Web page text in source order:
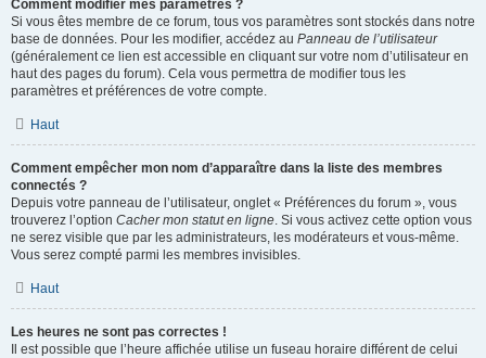
Comment modifier mes paramètres ?
Si vous êtes membre de ce forum, tous vos paramètres sont stockés dans notre
base de données. Pour les modifier, accédez au Panneau de l’utilisateur
(généralement ce lien est accessible en cliquant sur votre nom d’utilisateur en
haut des pages du forum). Cela vous permettra de modifier tous les
paramètres et préférences de votre compte.
Haut
Comment empêcher mon nom d’apparaître dans la liste des membres
connectés ?
Depuis votre panneau de l’utilisateur, onglet « Préférences du forum », vous
trouverez l’option Cacher mon statut en ligne. Si vous activez cette option vous
ne serez visible que par les administrateurs, les modérateurs et vous-même.
Vous serez compté parmi les membres invisibles.
Haut
Les heures ne sont pas correctes !
Il est possible que l’heure affichée utilise un fuseau horaire différent de celui